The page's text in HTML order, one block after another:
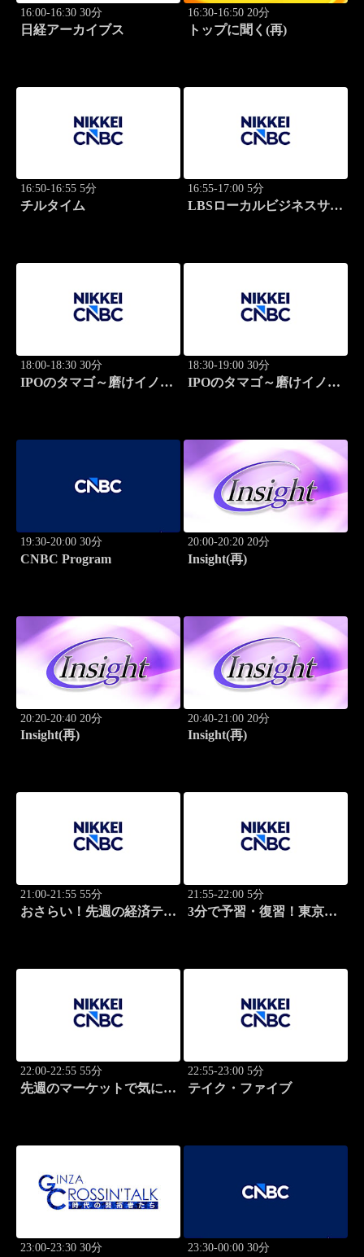
16:00-16:30 30分
日経アーカイブス
16:30-16:50 20分
トップに聞く(再)
16:50-16:55 5分
チルタイム
16:55-17:00 5分
LBSローカルビジネスサテ
18:00-18:30 30分
IPOのタマゴ～磨けイノベ
18:30-19:00 30分
IPOのタマゴ～磨けイノベ
19:30-20:00 30分
CNBC Program
20:00-20:20 20分
Insight(再)
20:20-20:40 20分
Insight(再)
20:40-21:00 20分
Insight(再)
21:00-21:55 55分
おさらい！先週の経済テー
21:55-22:00 5分
3分で予習・復習！東京市
22:00-22:55 55分
先週のマーケットで気にな
22:55-23:00 5分
テイク・ファイブ
23:00-23:30 30分 23:30-00:00 30分